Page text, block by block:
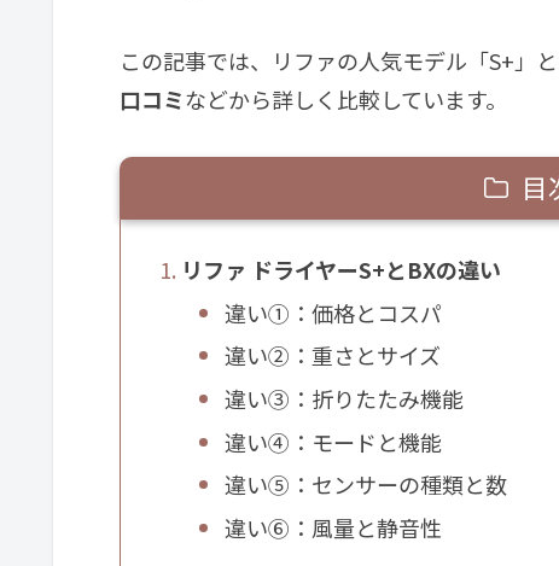
この記事では、リファの人気モデル「S+」と
口コミなどから詳しく比較しています。
目
リファ ドライヤーS+とBXの違い
違い①：価格とコスパ
違い②：重さとサイズ
違い③：折りたたみ機能
違い④：モードと機能
違い⑤：センサーの種類と数
違い⑥：風量と静音性